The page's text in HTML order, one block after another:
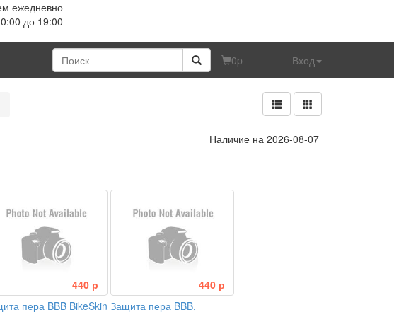
ежедневно
до 19:00
0p Вход
Наличие на 2026-08-07
440 р
пера BBB BikeSkin
440 р
Защита пера BBB,